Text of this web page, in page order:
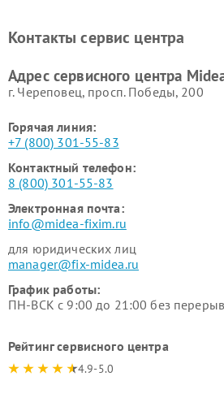
пылесосов Midea
Midea
Контакты сервис центра
Адрес сервисного центра
г. Череповец, просп. Победы, 200
Горячая линия:
+7 (800) 301-55-83
Контактный телефон:
8 (800) 301-55-83
Электронная почта:
info@midea-fixim.ru
для юридических лиц
manager@fix-midea.ru
График работы:
ПН-ВСК с 9:00 до 21:00 без
Рейтинг сервисного центра
4.9-5.0